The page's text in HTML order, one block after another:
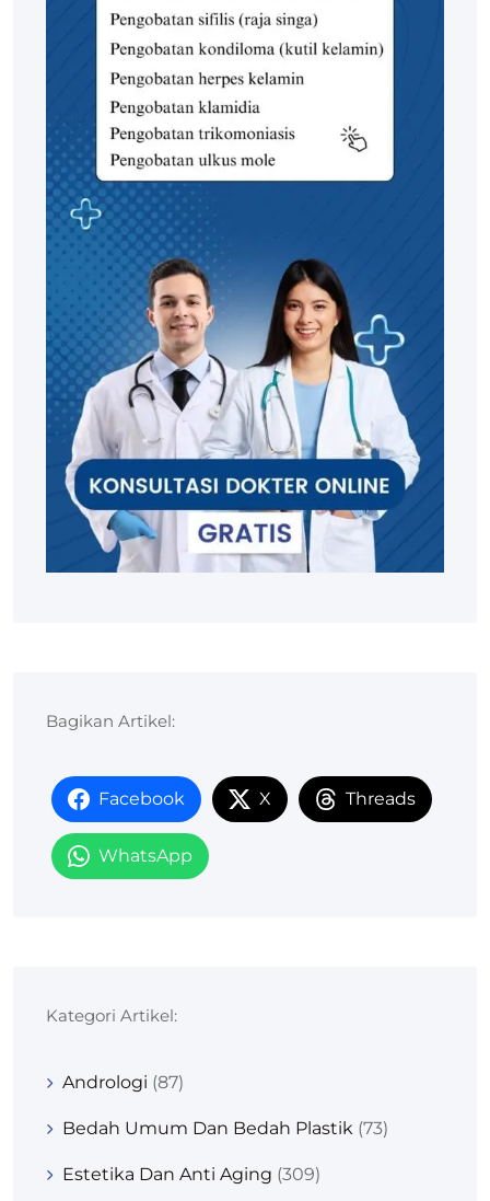
Bagikan Artikel:
Facebook X Threads
WhatsApp
Kategori Artikel:
Andrologi (87)
Bedah Umum Dan Bedah Plastik (73)
Estetika Dan Anti Aging (309)